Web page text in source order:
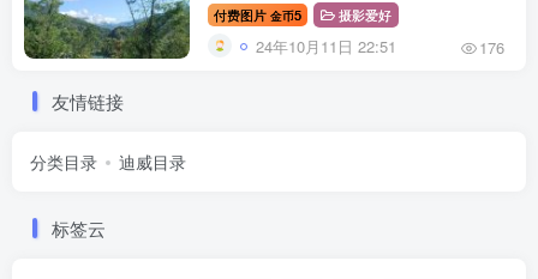
付费图片 金币5 摄影爱好
24年10月11日 22:51 176
友情链接
分类目录 迪威目录
标签云